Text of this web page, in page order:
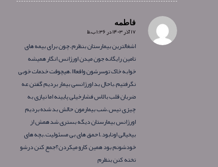
فاطمه
گفته:۱۷ آذر ۱۴۰۳ در ۱:۳۶ ب.ظ
اشغالترین بیمارستان بنظرم.چون برای بیمه های
تامین رایگانه جون میدن اورژانس انگار همیشه
خوابه خاک توسرشون واقعااا.هیچوقت خدمات خوبی
نگرفتیم.باحال بد اورژانسی بیمار بردیم گفتن عه
ضربان قلب بالاس فشارخیلی پایینه اما نیازی به
چیزی نیس.شب بیمارمون حالش بد شده بردیم
اورژانس بیمارستان دیگه بستری شد همش از
بیخیالی اونابود.احمق های بی مسئولیت.بچه های
خودشونم بود همین کارو میکردن؟جمع کنن درشو
تخته کنن بنظرم